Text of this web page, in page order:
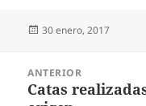
Publicado
30 enero, 2017
entradas
ANTERIOR
Entrada
Catas